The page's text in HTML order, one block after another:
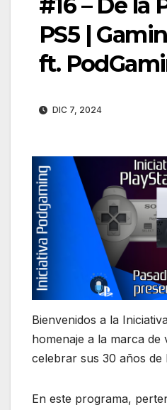
#16 – De la
PS5 |
ft.
DIC 7, 2024
Bienvenidos a la
homenaje a la marca de
celebrar sus 30 años de
En este programa,